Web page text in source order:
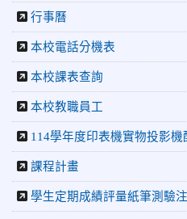
齡游泳錦標賽榮獲佳績！
2026-06-02
榮譽
長盃」跆拳道錦標賽暨全國少
佳績！
2026-05-03
榮譽
Show and Tell榮獲佳績
2026-04-30 國稅局「114年度
容
2026-04-27
榮譽
賀 本校籃
球錦標賽 榮獲亞軍！
行事曆
本校電話分機表
本校課表查詢
本校教職員工
114學年度印表機實物投影機
課程計畫
學生定期成績評量紙筆測驗